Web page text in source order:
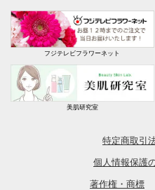
フジテレビフラワーネット
美肌研究室
特定商取引
個人情報保護
著作権・商標